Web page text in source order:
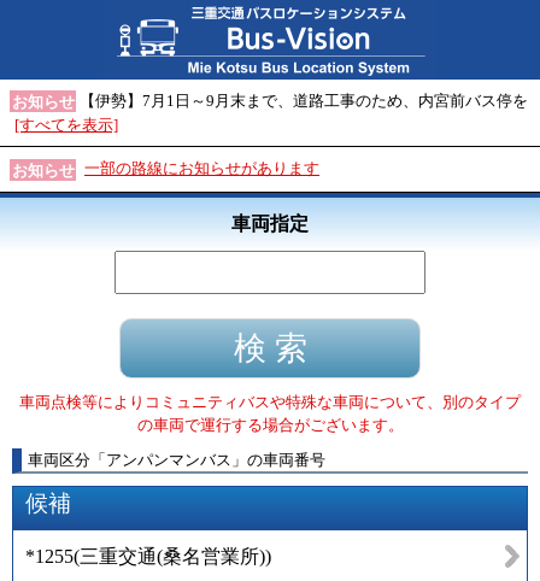
お知らせ
【伊勢】7月1日～9月末まで、道路工事のため、内宮前バス停を
[すべてを表示]
お知らせ 一部の路線にお知らせがあります
車両指定
車両点検等によりコミュニティバスや特殊な車両について、別のタイプ
の車両で運行する場合がございます。
車両区分 「 アンパンマンバス 」 の車両番号
候補
*1255(三重交通(桑名営業所))